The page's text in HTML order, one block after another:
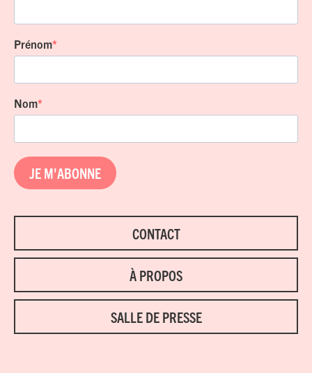
Prénom
Nom
JE M'ABONNE
CONTACT
À PROPOS
SALLE DE PRESSE